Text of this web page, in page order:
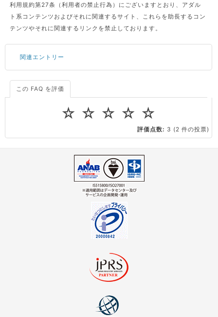
利用規約第27条（利用者の禁止行為）にございますとおり、アダル
ト系コンテンツおよびそれに関連するサイト、これらを助長するコン
テンツやそれに関連するリンクを禁止しております。
関連エントリー
サーバーが重いので調査してほしい
CPUやメモリをアップグレードしたい
この FAQ を評価
☆
☆
☆
☆
☆
評価点数: 3 (2 件の投票)